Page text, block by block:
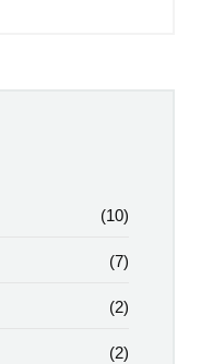
(10)
(7)
(2)
(2)